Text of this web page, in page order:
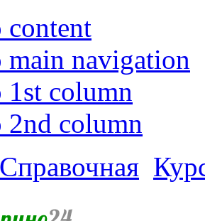
content
main navigation
1st column
2nd column
Справочная